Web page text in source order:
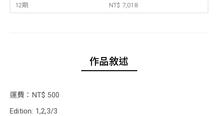
12期
NT$ 7,018
作品敘述
運費：NT$ 500
Edition: 1,2,3/3